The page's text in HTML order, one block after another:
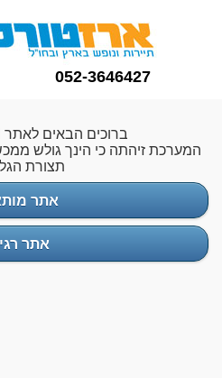
052-3646427
ברוכים הבאים לאתר ereztours.co.il
המערכת זיהתה כי הינך גולש
תצורת
אתר
אתר